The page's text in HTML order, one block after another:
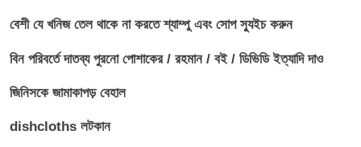
বেশী যে খনিজ তেল থাকে না করতে শ্যাম্পু এবং সোপ স্যুইচ করুন
বিন পরিবর্তে দাতব্য পুরনো পোশাকের / রহমান / বই / ডিভিডি ইত্যাদি দাও
জিনিসকে জামাকাপড় বেহাল
dishcloths লটকান